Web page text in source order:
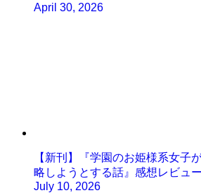
April 30, 2026
【新刊】『学園のお姫様系女子
略しようとする話』感想レビュー
July 10, 2026